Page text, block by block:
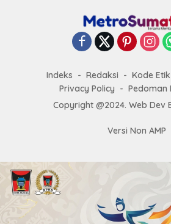
Indeks Redaksi Kode Etik
Privacy Policy
Pedoman
Copyright @2024. Web Dev
Versi Non AMP